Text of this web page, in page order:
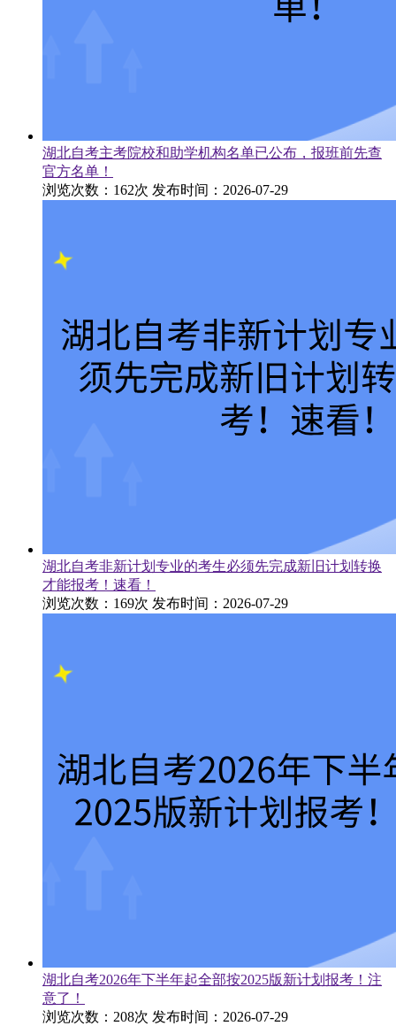
湖北自考主考院校和助学机构名单已公布，报班前先查
官方名单！
浏览次数：162次 发布时间：2026-07-29
湖北自考非新计划专业的考生必须先完成新旧计划转换
才能报考！速看！
浏览次数：169次 发布时间：2026-07-29
湖北自考2026年下半年起全部按2025版新计划报考！注
意了！
浏览次数：208次 发布时间：2026-07-29